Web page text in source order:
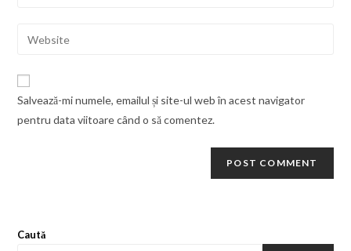
Salvează-mi numele, emailul și site-ul web în acest navigator
pentru data viitoare când o să comentez.
Caută